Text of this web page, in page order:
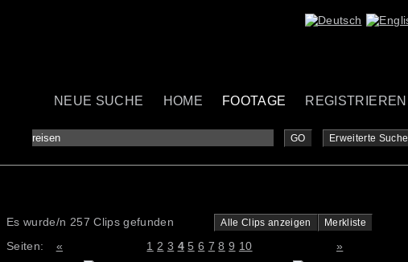
NEUE SUCHE HOME FOOTAGE REGISTRIEREN
GO Erweiterte Suche
Es wurde/n 257 Clips gefunden Alle Clips anzeigen Merkliste
Seiten: « 1 2 3 4 5 6 7 8 9 10 »